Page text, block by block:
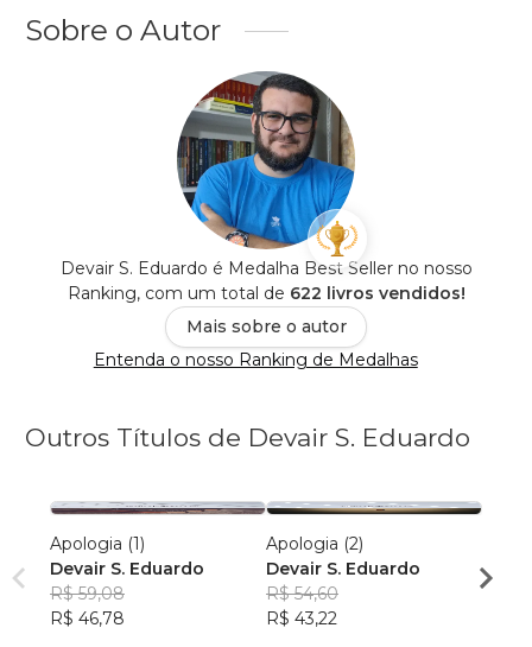
Sobre o Autor
Devair S. Eduardo é Medalha Best Seller no nosso
Ranking, com um total de 622 livros vendidos!
Mais sobre o autor
Entenda o nosso Ranking de Medalhas
Outros Títulos de Devair S. Eduardo
Apologia (1)
Devair S. Eduardo
R$ 59,08
R$ 46,78
Apologia (2)
Devair S. Eduardo
R$ 54,60
R$ 43,22
R$